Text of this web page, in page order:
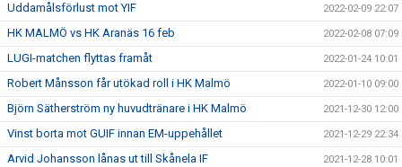
Uddamålsförlust mot YIF 2022-02-09 22:07
HK MALMÖ vs HK Aranäs 16 feb 2022-02-08 07:09
LUGI-matchen flyttas framåt 2022-01-24 10:01
Robert Månsson får utökad roll i HK Malmö 2022-01-10 09:00
Björn Sätherström ny huvudtränare i HK Malmö 2021-12-30 12:00
Vinst borta mot GUIF innan EM-uppehållet 2021-12-29 22:34
Arvid Johansson lånas ut till Skånela IF 2021-12-28 10:01